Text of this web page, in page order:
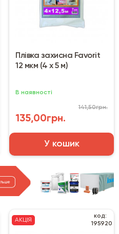
Плівка захисна Favorit
12 мкм (4 х 5 м)
В наявності
135,00грн.
141,50грн.
У кошик
АКЦІЯ
код:
195920